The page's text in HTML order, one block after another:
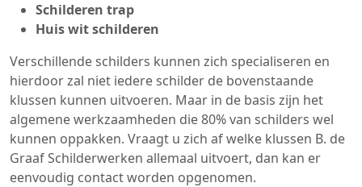
Schilderen trap
Huis wit schilderen
Verschillende schilders kunnen zich specialiseren en
hierdoor zal niet iedere schilder de bovenstaande
klussen kunnen uitvoeren. Maar in de basis zijn het
algemene werkzaamheden die 80% van schilders wel
kunnen oppakken. Vraagt u zich af welke klussen B. de
Graaf Schilderwerken allemaal uitvoert, dan kan er
eenvoudig contact worden opgenomen.